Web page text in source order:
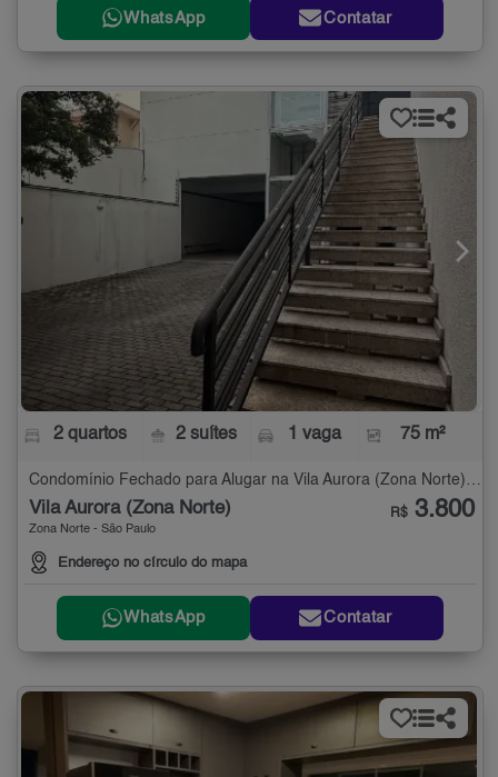
WhatsApp Contatar
2 quartos 2 suítes 1 vaga 75 m²
Condomínio Fechado para Alugar na Vila Aurora (Zona Norte) com 2 quartos - 75 m²
Vila Aurora (Zona Norte)
Zona Norte - São Paulo
Endereço no círculo do mapa
R$ 3.800
WhatsApp Contatar